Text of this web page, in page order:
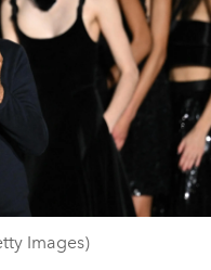
Images)